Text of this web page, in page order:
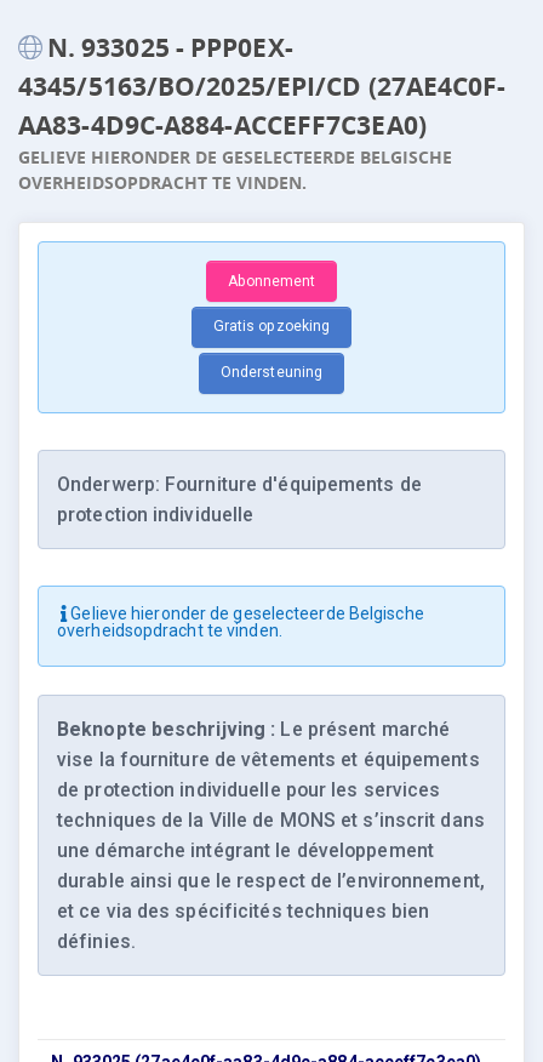
N. 933025 - PPP0EX-
4345/5163/BO/2025/EPI/CD (27AE4C0F-
AA83-4D9C-A884-ACCEFF7C3EA0)
GELIEVE HIERONDER DE GESELECTEERDE BELGISCHE
OVERHEIDSOPDRACHT TE VINDEN.
Abonnement
Gratis opzoeking
Ondersteuning
Onderwerp: Fourniture d'équipements de
protection individuelle
Gelieve hieronder de geselecteerde Belgische
overheidsopdracht te vinden.
Beknopte beschrijving : Le présent marché
vise la fourniture de vêtements et équipements
de protection individuelle pour les services
techniques de la Ville de MONS et s’inscrit dans
une démarche intégrant le développement
durable ainsi que le respect de l’environnement,
et ce via des spécificités techniques bien
définies.